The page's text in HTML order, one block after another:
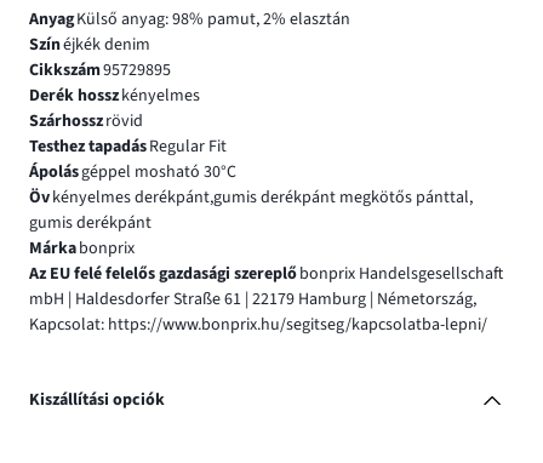
AnyagKülső anyag: 98% pamut, 2% elasztán
Színéjkék denim
Cikkszám95729895
Derék hosszkényelmes
Szárhosszrövid
Testhez tapadásRegular Fit
Ápolásgéppel mosható 30°C
Övkényelmes derékpánt,gumis derékpánt megkötős pánttal,
gumis derékpánt
Márkabonprix
Az EU felé felelős gazdasági szereplőbonprix Handelsgesellschaft
mbH | Haldesdorfer Straße 61 | 22179 Hamburg | Németország,
Kapcsolat: https://www.bonprix.hu/segitseg/kapcsolatba-lepni/
Kiszállítási opciók